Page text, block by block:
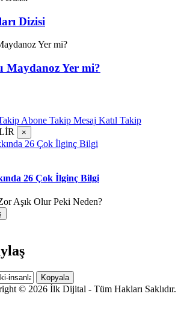
Dizisi
Maydanoz Yer mi?
Abone Takip Mesaj Katıl Takip
×
26 Çok İlginç Bilgi
Aşık Olur Peki Neden?
Kopyala
© 2026 İlk Dijital - Tüm Hakları Saklıdır.